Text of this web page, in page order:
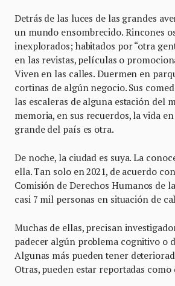
Detrás de las luces de las grandes
un mundo ensombrecido. Rincones
inexplorados; habitados por “otra
en las revistas, películas o
Viven en las calles. Duermen en
cortinas de algún negocio. Sus
las escaleras de alguna estación del
memoria, en sus recuerdos, la vida
grande del país es otra.
De noche, la ciudad es suya. La
ella. Tan solo en 2021, de acuerdo
Comisión de Derechos Humanos de
casi 7 mil personas en situación de
Muchas de ellas, precisan
padecer algún problema cognitivo o
Algunas más pueden tener
Otras, pueden estar reportadas como